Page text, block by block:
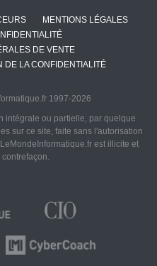
MENTIONS LÉGALES
DE VENTE
DE LA CONFIDENTIALITÉ
1997-2026
intégrale ou partielle, par quelque
sur ce site, faite sans l'autorisation
est illicite et